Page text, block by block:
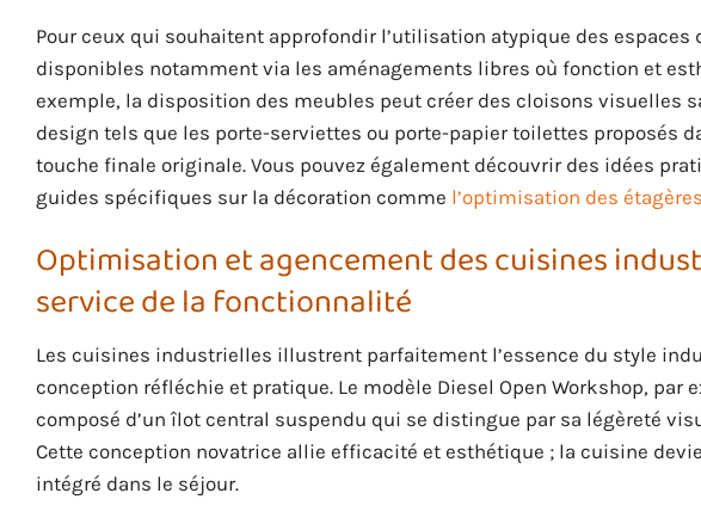
Pour ceux qui souhaitent approfondir l’utilisation atypique des
disponibles notamment via les aménagements libres où fonction et
exemple, la disposition des meubles peut créer des cloisons visuelles
design tels que les porte-serviettes ou porte-papier toilettes proposés
touche finale originale. Vous pouvez également découvrir des idées
guides spécifiques sur la décoration comme l’optimisation des
Optimisation et agencement des cuisines
service de la fonctionnalité
Les cuisines industrielles illustrent parfaitement l’essence du style
conception réfléchie et pratique. Le modèle Diesel Open Workshop,
composé d’un îlot central suspendu qui se distingue par sa légèreté
Cette conception novatrice allie efficacité et esthétique ; la cuisine
intégré dans le séjour.